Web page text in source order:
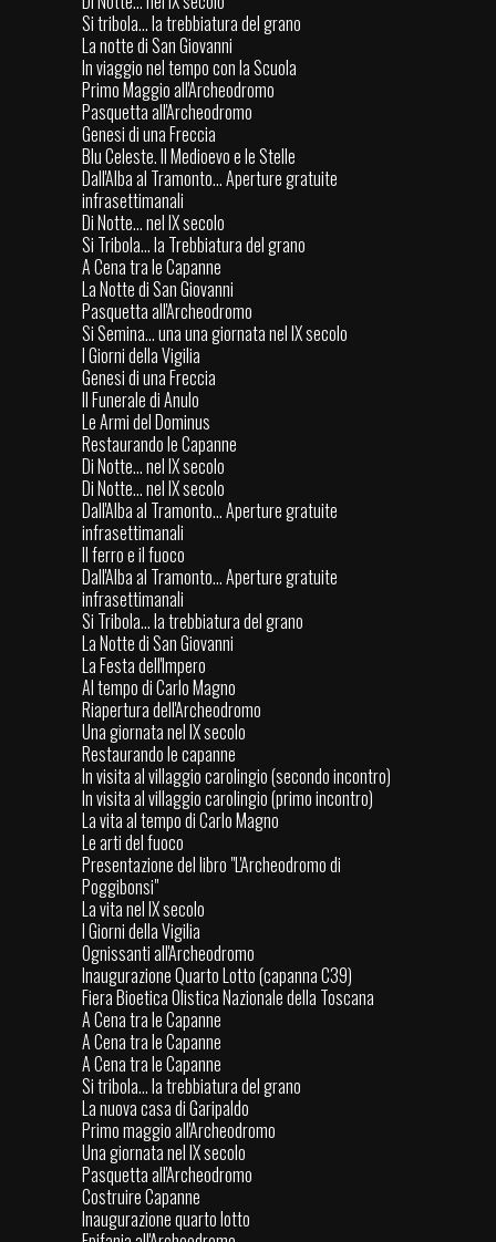
Si tribola... la trebbiatura del grano
La notte di San Giovanni
In viaggio nel tempo con la Scuola
Primo Maggio all'Archeodromo
Pasquetta all'Archeodromo
Genesi di una Freccia
Blu Celeste. Il Medioevo e le Stelle
Dall'Alba al Tramonto... Aperture gratuite
infrasettimanali
Di Notte... nel IX secolo
Si Tribola... la Trebbiatura del grano
A Cena tra le Capanne
La Notte di San Giovanni
Pasquetta all'Archeodromo
Si Semina... una una giornata nel IX secolo
I Giorni della Vigilia
Genesi di una Freccia
Il Funerale di Anulo
Le Armi del Dominus
Restaurando le Capanne
Di Notte... nel IX secolo
Di Notte... nel IX secolo
Dall'Alba al Tramonto... Aperture gratuite
infrasettimanali
Il ferro e il fuoco
Dall'Alba al Tramonto... Aperture gratuite
infrasettimanali
Si Tribola... la trebbiatura del grano
La Notte di San Giovanni
La Festa dell'Impero
Al tempo di Carlo Magno
Riapertura dell'Archeodromo
Una giornata nel IX secolo
Restaurando le capanne
In visita al villaggio carolingio (secondo incontro)
In visita al villaggio carolingio (primo incontro)
La vita al tempo di Carlo Magno
Le arti del fuoco
Presentazione del libro "L'Archeodromo di
Poggibonsi"
La vita nel IX secolo
I Giorni della Vigilia
Ognissanti all'Archeodromo
Inaugurazione Quarto Lotto (capanna C39)
Fiera Bioetica Olistica Nazionale della Toscana
A Cena tra le Capanne
A Cena tra le Capanne
A Cena tra le Capanne
Si tribola... la trebbiatura del grano
La nuova casa di Garipaldo
Primo maggio all'Archeodromo
Una giornata nel IX secolo
Pasquetta all'Archeodromo
Costruire Capanne
Inaugurazione quarto lotto